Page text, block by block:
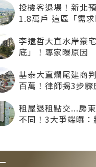
投機客退場！新北
1.8萬戶 這區「需
李遠哲大直水岸豪
底」！專家曝原因
基泰大直爛尾建商
百萬！律師揭3步驟
租屋退租點交...房
不同！3大爭端曝：